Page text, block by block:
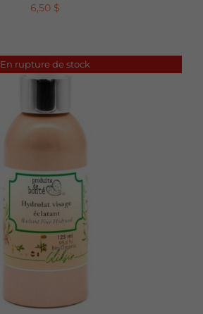
6,50 $
En rupture de stock